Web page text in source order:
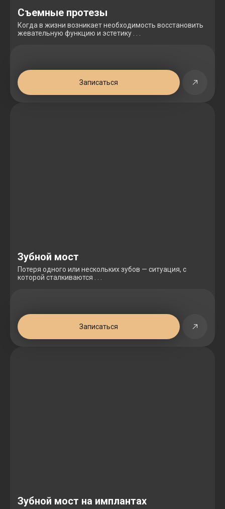
Съемные протезы
Когда в жизни возникает необходимость восстановить
жевательную функцию и эстетику . . .
Записаться
Зубной мост
Потеря одного или нескольких зубов — ситуация, с
которой сталкиваются . . .
Записаться
Зубной мост на имплантах